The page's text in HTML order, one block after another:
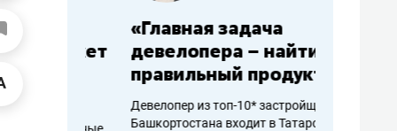
«Главная задача
девелопера – найти
правильный продукт»
Девелопер из топ-10* застройщиков
Башкортостана входит в Татарстан